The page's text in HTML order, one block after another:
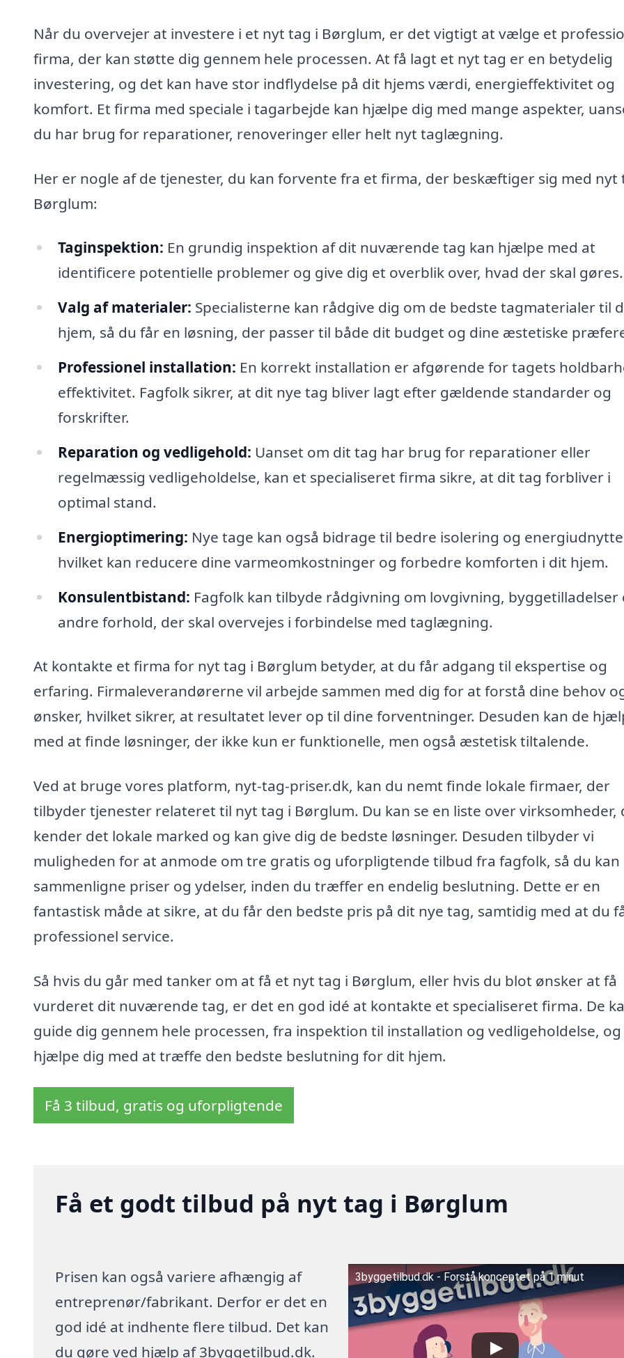
Når du overvejer at investere i et nyt tag i Børglum, er det vigtigt at vælge et
firma, der kan støtte dig gennem hele processen. At få lagt et nyt tag er en betydelig
investering, og det kan have stor indflydelse på dit hjems værdi, energieffektivitet og
komfort. Et firma med speciale i tagarbejde kan hjælpe dig med mange aspekter,
du har brug for reparationer, renoveringer eller helt nyt taglægning.
Her er nogle af de tjenester, du kan forvente fra et firma, der beskæftiger sig med nyt
Børglum:
Taginspektion: En grundig inspektion af dit nuværende tag kan hjælpe med at
identificere potentielle problemer og give dig et overblik over, hvad der skal gøres.
Valg af materialer: Specialisterne kan rådgive dig om de bedste tagmaterialer til
hjem, så du får en løsning, der passer til både dit budget og dine æstetiske
Professionel installation: En korrekt installation er afgørende for tagets
effektivitet. Fagfolk sikrer, at dit nye tag bliver lagt efter gældende standarder og
forskrifter.
Reparation og vedligehold: Uanset om dit tag har brug for reparationer eller
regelmæssig vedligeholdelse, kan et specialiseret firma sikre, at dit tag forbliver i
optimal stand.
Energioptimering: Nye tage kan også bidrage til bedre isolering og
hvilket kan reducere dine varmeomkostninger og forbedre komforten i dit hjem.
Konsulentbistand: Fagfolk kan tilbyde rådgivning om lovgivning, byggetilladelser
andre forhold, der skal overvejes i forbindelse med taglægning.
At kontakte et firma for nyt tag i Børglum betyder, at du får adgang til ekspertise og
erfaring. Firmaleverandørerne vil arbejde sammen med dig for at forstå dine behov
ønsker, hvilket sikrer, at resultatet lever op til dine forventninger. Desuden kan de
med at finde løsninger, der ikke kun er funktionelle, men også æstetisk tiltalende.
Ved at bruge vores platform, nyt-tag-priser.dk, kan du nemt finde lokale firmaer, der
tilbyder tjenester relateret til nyt tag i Børglum. Du kan se en liste over virksomheder,
kender det lokale marked og kan give dig de bedste løsninger. Desuden tilbyder vi
muligheden for at anmode om tre gratis og uforpligtende tilbud fra fagfolk, så du kan
sammenligne priser og ydelser, inden du træffer en endelig beslutning. Dette er en
fantastisk måde at sikre, at du får den bedste pris på dit nye tag, samtidig med at du
professionel service.
Så hvis du går med tanker om at få et nyt tag i Børglum, eller hvis du blot ønsker at få
vurderet dit nuværende tag, er det en god idé at kontakte et specialiseret firma. De
guide dig gennem hele processen, fra inspektion til installation og vedligeholdelse, og
hjælpe dig med at træffe den bedste beslutning for dit hjem.
Få 3 tilbud, gratis og uforpligtende
Få et godt tilbud på nyt tag i Børglum
Prisen kan også variere afhængig af
entreprenør/fabrikant. Derfor er det en
god idé at indhente flere tilbud. Det kan
du gøre ved hjælp af 3byggetilbud.dk.
3byggetilbud.dk - Forstå konceptet på 1 minut